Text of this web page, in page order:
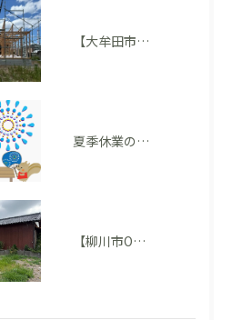
【大牟田市 T様邸】上棟を迎えました！いよいよ住まいの形が見えてきました
夏季休業のお知らせ
【柳川市O様邸】地鎮祭を執り行いました。いよいよ家づくりがスタートします！